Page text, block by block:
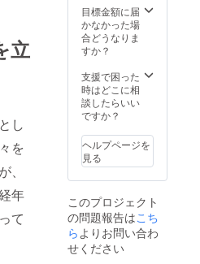
立
し
を
年
て
【詳
細】 ◆
連絡
先：
maart
@gmail
.comか
らご連
しま
す。 ◆
内容：
島内観
BBQ、
釣り、
SUP、
星空観
察な
目標金額に届
かなかった場
合どうなりま
すか？
支援で困った
時はどこに相
談したらいい
ですか？
ヘルプページを
見る
このプロジェクト
の問題報告はこち
ら よりお問い合わ
せください